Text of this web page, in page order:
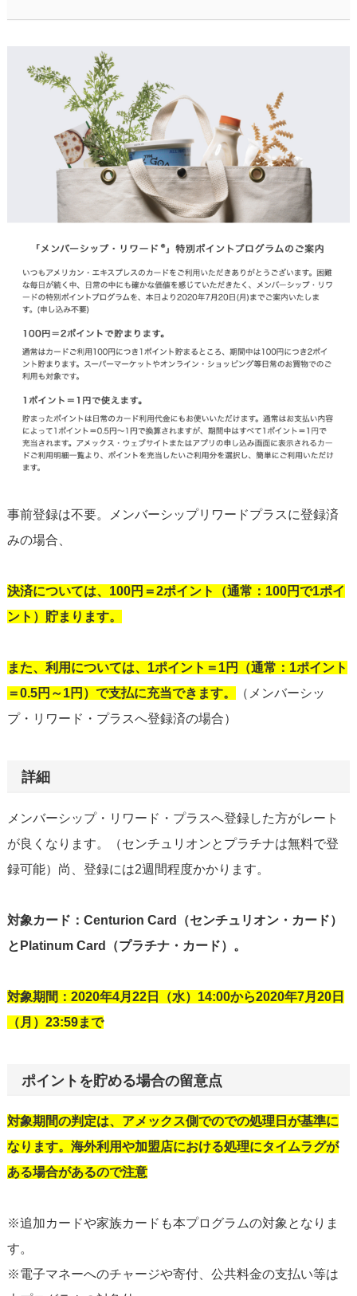
事前登録は不要。メンバーシップリワードプラスに登録済
みの場合、
決済については、100円＝2ポイント（通常：100円で1ポイ
ント）貯まります。
また、利用については、1ポイント＝1円（通常：1ポイント
＝0.5円～1円）で支払に充当できます。
（メンバーシッ
プ・リワード・プラスへ登録済の場合）
詳細
メンバーシップ・リワード・プラスへ登録した方がレート
が良くなります。（センチュリオンとプラチナは無料で登
録可能）尚、登録には2週間程度かかります。
対象カード：Centurion Card（センチュリオン・カード）
とPlatinum Card（プラチナ・カード）。
対象期間：2020年4月22日（水）14:00から2020年7月20日
（月）23:59まで
ポイントを貯める場合の留意点
対象期間の判定は、アメックス側でのでの処理日が基準に
なります。海外利用や加盟店における処理にタイムラグが
ある場合があるので注意
※追加カードや家族カードも本プログラムの対象となりま
す。
※電子マネーへのチャージや寄付、公共料金の支払い等は